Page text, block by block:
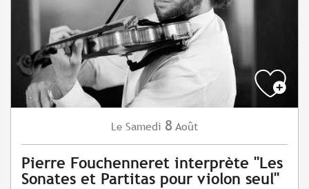
Le Samedi 8 Août
Pierre Fouchenneret interprète "Les
Sonates et Partitas pour violon seul"